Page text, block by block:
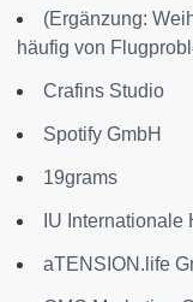
(Ergänzung:
häufig von
Crafins Studio
Spotify GmbH
19grams
IU Internationale
aTENSION.life